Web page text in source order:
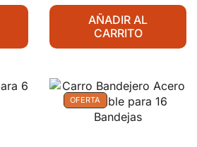
AÑADIR AL
CARRITO
OFERTA